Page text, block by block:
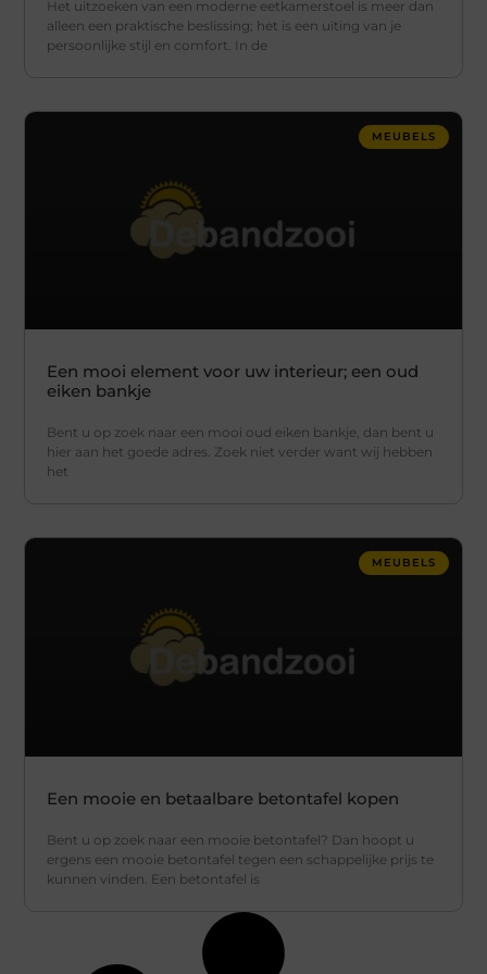
Het uitzoeken van een moderne eetkamerstoel is meer dan
alleen een praktische beslissing; het is een uiting van je
persoonlijke stijl en comfort. In de
MEUBELS
Een mooi element voor uw interieur; een oud
eiken bankje
Bent u op zoek naar een mooi oud eiken bankje, dan bent u
hier aan het goede adres. Zoek niet verder want wij hebben
het
MEUBELS
Een mooie en betaalbare betontafel kopen
Bent u op zoek naar een mooie betontafel? Dan hoopt u
ergens een mooie betontafel tegen een schappelijke prijs te
kunnen vinden. Een betontafel is